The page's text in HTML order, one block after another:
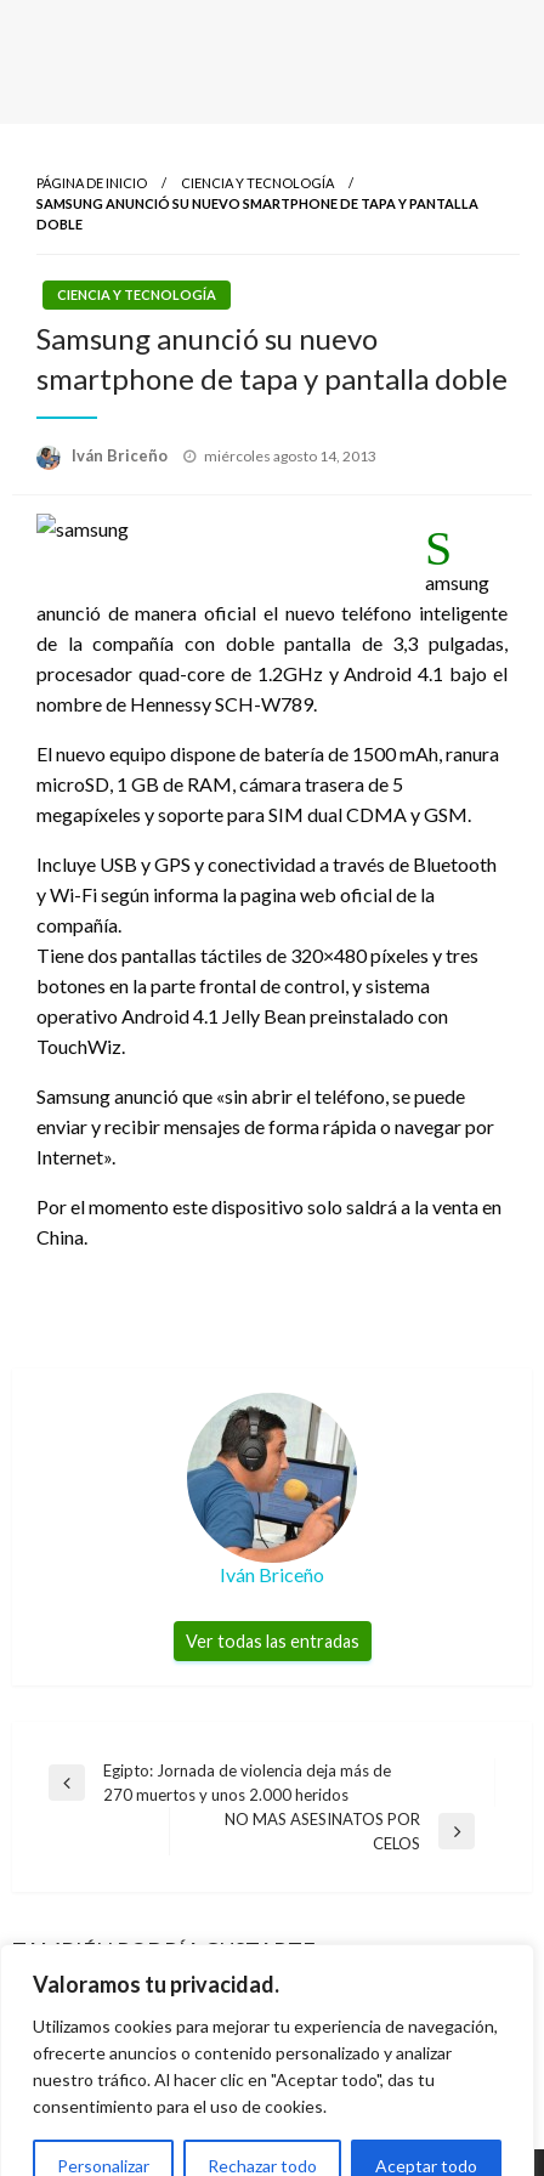
Valoramos tu privacidad.
Utilizamos cookies para mejorar tu experiencia de navegación,
ofrecerte anuncios o contenido personalizado y analizar
nuestro tráfico. Al hacer clic en "Aceptar todo", das tu
consentimiento para el uso de cookies.
Personalizar Rechazar todo Aceptar todo
PÁGINA DE INICIO
CIENCIA Y TECNOLOGÍA
SAMSUNG ANUNCIÓ SU NUEVO SMARTPHONE DE TAPA Y PANTALLA
DOBLE
CIENCIA Y TECNOLOGÍA
Samsung anunció su nuevo
smartphone de tapa y pantalla doble
Iván Briceño
Publicado
miércoles agosto 14, 2013
S
amsung
anunció de manera oficial el nuevo teléfono inteligente
de la compañía con doble pantalla de 3,3 pulgadas,
procesador quad-core de 1.2GHz y Android 4.1 bajo el
nombre de Hennessy SCH-W789.
El nuevo equipo dispone de batería de 1500 mAh, ranura
microSD, 1 GB de RAM, cámara trasera de 5
megapíxeles y soporte para SIM dual CDMA y GSM.
Incluye USB y GPS y conectividad a través de Bluetooth
y Wi-Fi según informa la pagina web oficial de la
compañía.
Tiene dos pantallas táctiles de 320×480 píxeles y tres
botones en la parte frontal de control, y sistema
operativo Android 4.1 Jelly Bean preinstalado con
TouchWiz.
Samsung anunció que «sin abrir el teléfono, se puede
enviar y recibir mensajes de forma rápida o navegar por
Internet».
Por el momento este dispositivo solo saldrá a la venta en
China.
Iván Briceño
Ver todas las entradas
Navegación
Entrada
Egipto: Jornada de violencia deja más de
270 muertos y unos 2.000 heridos
NO MAS ASESINATOS POR
CELOS
TAMBIÉN PODRÍA GUSTARTE
preseleccionado para viajar a Marte
Paola Hernandez sábado enero 4, 2014
streaming desde Cupertino
Juan Sebastián Obando viernes septiembre 5, 2014
CIENCIA Y TECNOLOGÍA
Pilas de azucar: duran cuatro veces más y no
Margarita Bedoya miércoles enero 22, 2014